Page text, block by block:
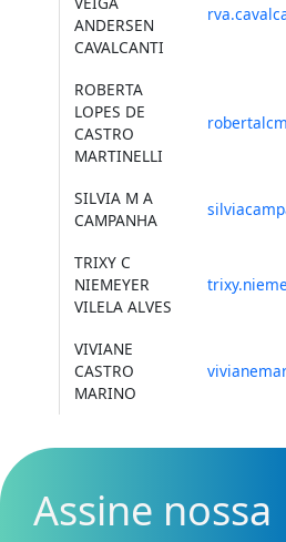
ANDERSEN
CAVALCANTI
ROBERTA
LOPES DE
CASTRO
MARTINELLI
SILVIA M A
CAMPANHA
TRIXY C
NIEMEYER
VILELA ALVES
VIVIANE
CASTRO
MARINO
Assine nossa